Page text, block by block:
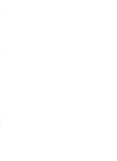
INNEN
CUP